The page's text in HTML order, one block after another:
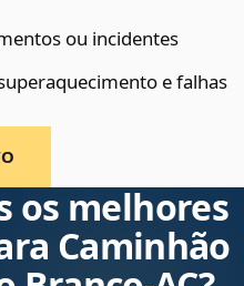
ou incidentes
e falhas
os melhores
Caminhão